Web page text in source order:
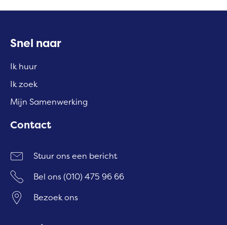
Contactinformatie
Snel naar
Ik huur
Ik zoek
Mijn Samenwerking
Contact
Stuur ons een bericht
Bel ons(010) 475 96 66
Bezoek ons